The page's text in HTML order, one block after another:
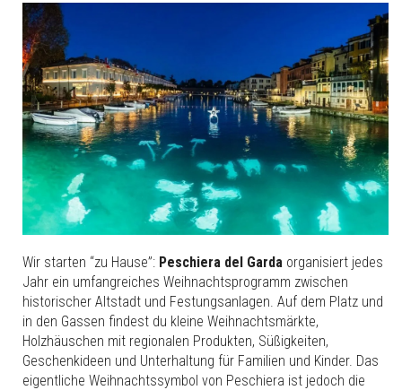
Wir starten “zu Hause”: Peschiera del Garda organisiert jedes
Jahr ein umfangreiches Weihnachtsprogramm zwischen
historischer Altstadt und Festungsanlagen. Auf dem Platz und
in den Gassen findest du kleine Weihnachtsmärkte,
Holzhäuschen mit regionalen Produkten, Süßigkeiten,
Geschenkideen und Unterhaltung für Familien und Kinder. Das
eigentliche Weihnachtssymbol von Peschiera ist jedoch die